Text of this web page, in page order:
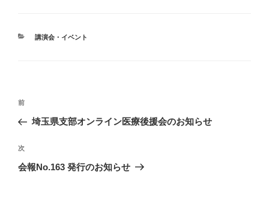
カ
講演会・イベント
投
ナ
ビ
ゲ
前
の
稿
前
埼玉県支部オンライン医療後援会のお知らせ
次
の
次
会報No.163 発行のお知らせ